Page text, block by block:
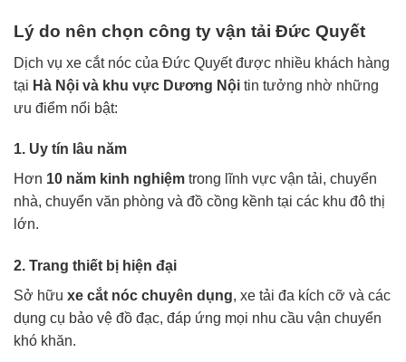
Lý do nên chọn công ty vận tải Đức Quyết
Dịch vụ xe cắt nóc của Đức Quyết được nhiều khách hàng
tại Hà Nội và khu vực Dương Nội tin tưởng nhờ những
ưu điểm nổi bật:
1. Uy tín lâu năm
Hơn 10 năm kinh nghiệm trong lĩnh vực vận tải, chuyển
nhà, chuyển văn phòng và đồ cồng kềnh tại các khu đô thị
lớn.
2. Trang thiết bị hiện đại
Sở hữu xe cắt nóc chuyên dụng, xe tải đa kích cỡ và các
dụng cụ bảo vệ đồ đạc, đáp ứng mọi nhu cầu vận chuyển
khó khăn.